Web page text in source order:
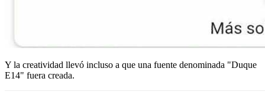
Y la creatividad llevó incluso a que una fuente denominada "Duque
E14" fuera creada.